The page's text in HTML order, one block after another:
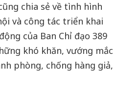
chia sẻ về tình hình
và công tác triển khai
của Ban Chỉ đạo 389
khó khăn, vướng mắc
phòng, chống hàng giả,